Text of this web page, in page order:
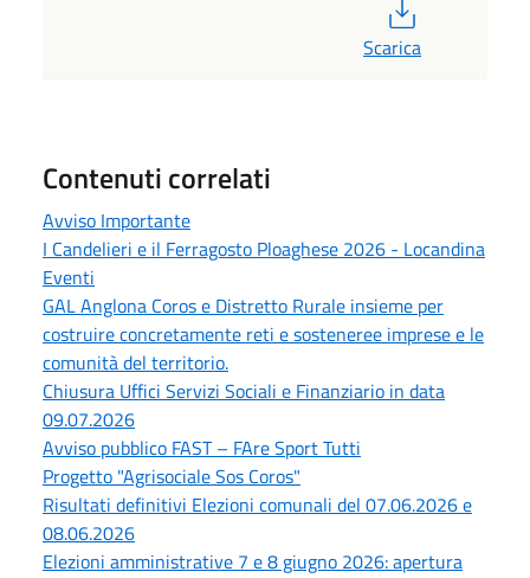
Scarica
Contenuti correlati
Avviso Importante
I Candelieri e il Ferragosto Ploaghese 2026 - Locandina
Eventi
GAL Anglona Coros e Distretto Rurale insieme per
costruire concretamente reti e sosteneree imprese e le
comunità del territorio.
Chiusura Uffici Servizi Sociali e Finanziario in data
09.07.2026
Avviso pubblico FAST – FAre Sport Tutti
Progetto "Agrisociale Sos Coros"
Risultati definitivi Elezioni comunali del 07.06.2026 e
08.06.2026
Elezioni amministrative 7 e 8 giugno 2026: apertura